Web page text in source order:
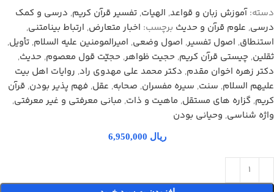
دسته: آموزش زبان و قواعد, الهيات, تفسیر قرآن کریم, درسي و كمك
درسي, علوم قرآن و حدیث برچسب: اخبار متعارض, ارتباط بینامتنی,
استنطاق, اصول تفسیر, اصول وضعی, امیرالمومنین علیه السلام, تأویل,
ثقلین, چیستی قرآن کریم, حجیت ظواهر, حجیّت قول معصوم, حدیث,
دکتر زهره اخوان مقدم, دکتر محمد علی مهدوی راد, روایات اهل بیت
علیهم السلام, سنت, سیره مفسران, صحابه, عقل, فهم پذیر بودن, قرآن
کریم, گزاره های مستقل, ماهیت و ذات, مبانی معرفتی و غیر معرفتی,
واژه شناسی, وحیانی بودن
ریال